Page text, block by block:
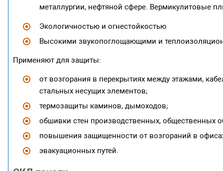
металлургии, нефтяной сфере. Вермикулитовые
Экологичностью и огнестойкостью
Высокими звукопоглощающими и
Применяют для защиты:
от возгорания в перекрытиях между этажами,
стальных несущих элементов;
термозащиты каминов, дымоходов;
обшивки стен производственных, общественных
повышения защищенности от возгораний в
эвакуационных путей.